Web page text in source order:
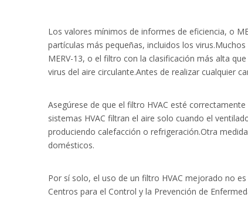
Los valores mínimos de informes de eficiencia, o
partículas más pequeñas, incluidos los
MERV-13, o el filtro con la clasificación más alta
virus del aire circulante.Antes de realizar cualquier
Asegúrese de que el filtro HVAC esté
sistemas HVAC filtran el aire solo cuando el
produciendo calefacción o refrigeración.Otra
domésticos.
Por sí solo, el uso de un filtro HVAC mejorado no
Centros para el Control y la Prevención de